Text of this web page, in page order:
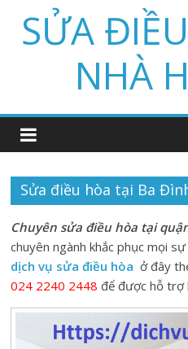
contentSỬA
NHÀ
Sửa điều hòa tại Ba
Chuyên sửa điều hòa tại
chuyên ngành khắc phục mọi
dịch vụ sửa điều hòa ở đây
024 2240 2448để được hỗ trợ